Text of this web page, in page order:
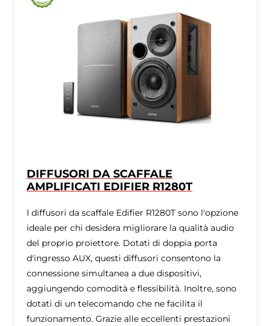
DIFFUSORI DA SCAFFALE
AMPLIFICATI EDIFIER R1280T
I diffusori da scaffale Edifier R1280T sono l'opzione
ideale per chi desidera migliorare la qualità audio
del proprio proiettore. Dotati di doppia porta
d'ingresso AUX, questi diffusori consentono la
connessione simultanea a due dispositivi,
aggiungendo comodità e flessibilità. Inoltre, sono
dotati di un telecomando che ne facilita il
funzionamento. Grazie alle eccellenti prestazioni